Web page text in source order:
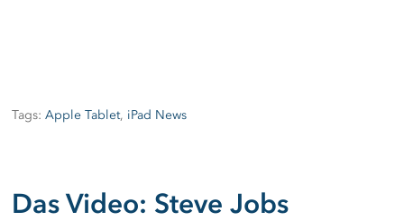
Tags:Apple Tablet, iPad News
Das Video: Steve Jobs